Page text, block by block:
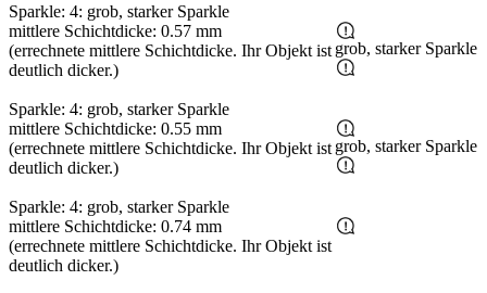
Sparkle: 4: grob, starker Sparkle
mittlere Schichtdicke: 0.57 mm
(errechnete mittlere Schichtdicke. Ihr Objekt ist
deutlich dicker.)
Sparkle: 4: grob, starker Sparkle
grob, starker Sparkle
mittlere Schichtdicke: 0.55 mm
(errechnete mittlere Schichtdicke. Ihr Objekt ist
deutlich dicker.)
Sparkle: 4: grob, starker Sparkle
grob, starker Sparkle
mittlere Schichtdicke: 0.74 mm
(errechnete mittlere Schichtdicke. Ihr Objekt ist
deutlich dicker.)